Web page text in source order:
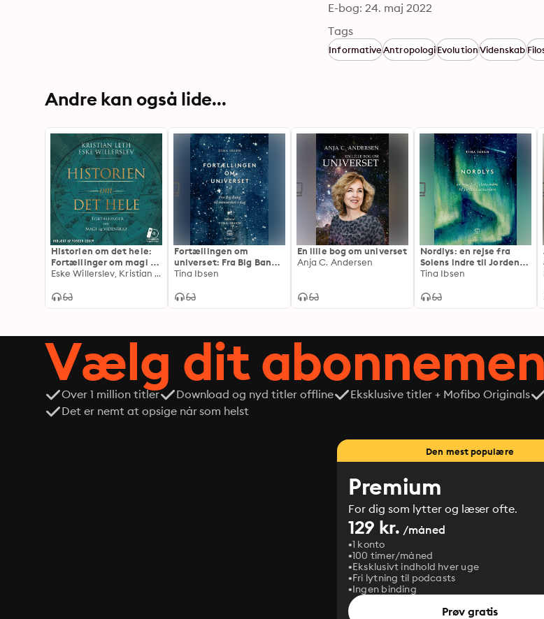
E-bog: 24. maj 2022
Tags
InformativeAntropologiEvolutionVidenskab
Andre kan også lide...
Historien om det hele:
Fortællinger om magi og
videnskab
Eske Willerslev, Kristian Leth
Fortællingen om
universet: Fra Big Bang
til mennesket i dag
Tina Ibsen
En lille bog om universet
Anja C. Andersen
Nordlys: en rejse fra
Solens indre til Jordens
atmosfære
Tina Ibsen
Vælg dit
Over 1 million titler Download og nyd titler offline Eksklusive titler + Mofibo Originals
Det er nemt at opsige når som helst
Den mest populære
Premium
For dig som lytter og læser ofte.
129 kr. /måned
1 konto
100 timer/måned
Eksklusivt indhold hver uge
Fri lytning til podcasts
Ingen binding
Prøv gratis